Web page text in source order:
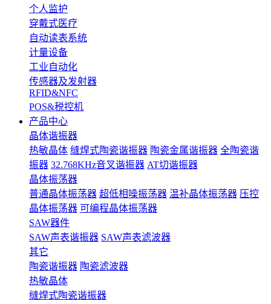
个人监护
穿戴式医疗
自动读表系统
计量设备
工业自动化
传感器及发射器
RFID&NFC
POS&税控机
产品中心
晶体谐振器
热敏晶体 缝焊式陶瓷谐振器 陶瓷金属谐振器 全陶瓷谐
振器 32.768KHz音叉谐振器 AT切谐振器
晶体振荡器
普通晶体振荡器 超低相噪振荡器 温补晶体振荡器 压控
晶体振荡器 可编程晶体振荡器
SAW器件
SAW声表谐振器 SAW声表滤波器
其它
陶瓷谐振器 陶瓷滤波器
热敏晶体
缝焊式陶瓷谐振器